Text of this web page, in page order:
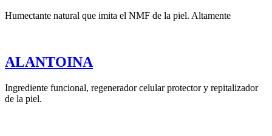
Humectante natural que imita el NMF de la piel. Altamente
ALANTOINA
Ingrediente funcional, regenerador celular protector y repitalizador
de la piel.